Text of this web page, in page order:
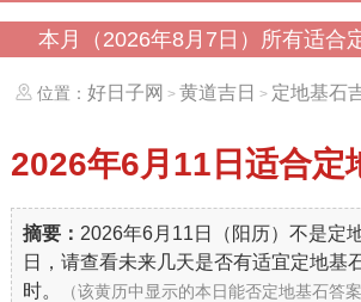
本月（2026年8月7日）所有适合
位置： 好日子网 > 黄道吉日 > 定地基石
2026年6月11日 适合定
摘要： 2026年6月11日（阳历）不是定
日，请查看未来几天是否有适宜定地基
时。
（该黄历中显示的本日能否定地基石答